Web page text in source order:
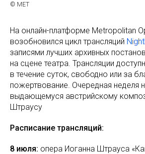
© МЕТ
На онлайн-платформе Metropolitan
возобновился цикл трансляций
записями лучших архивных
на сцене театра. Трансляции
в течение суток, свободно или за
пожертвование. Очередная неделя
выдающемуся авcтрийскому
Штраусу
Расписание трансляций:
8 июля: опера Иоганна Штрауса